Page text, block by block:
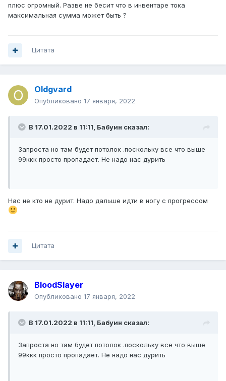
плюс огромный. Разве не бесит что в инвентаре тока
максимальная сумма может быть ?
Цитата
Oldgvard
Опубликовано 17 января, 2022
В 17.01.2022 в 11:11, Бабуин сказал:
Запроста но там будет потолок .поскольку все что выше
99ккк просто пропадает. Не надо нас дурить
Нас не кто не дурит. Надо дальше идти в ногу с прогрессом
Цитата
BloodSlayer
Опубликовано 17 января, 2022
В 17.01.2022 в 11:11, Бабуин сказал:
Запроста но там будет потолок .поскольку все что выше
99ккк просто пропадает. Не надо нас дурить